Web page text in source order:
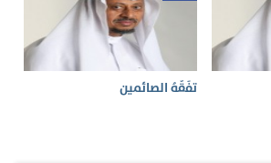
تفَقُّهُ الصائمين